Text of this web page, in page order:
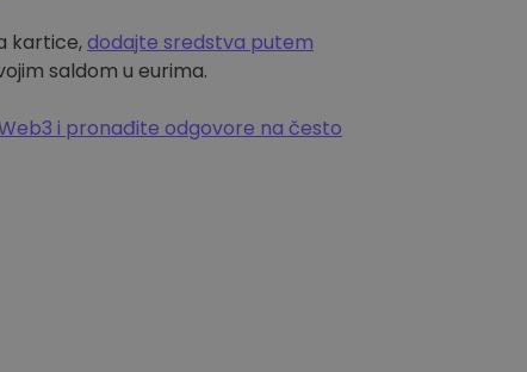
kartice,dodajte sredstva putem
saldom u eurima.
i pronađite odgovore na često